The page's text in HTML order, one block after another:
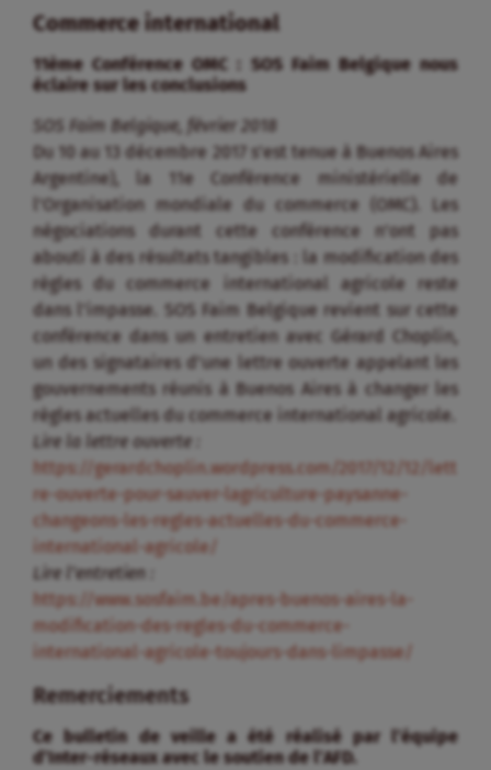
Commerce international
11ème Conférence OMC : SOS Faim Belgique nous
éclaire sur les conclusions
SOS Faim Belgique, février 2018
Du 10 au 13 décembre 2017 s’est tenue à Buenos Aires
Argentine), la 11e Conférence ministérielle de
l’Organisation mondiale du commerce (OMC). Les
négociations durant cette conférence n’ont pas
abouti à des résultats tangibles : la modification des
règles du commerce international agricole reste
dans l’impasse. SOS Faim Belgique revient sur cette
conférence dans un entretien avec Gérard Choplin,
un des signataires d’une lettre ouverte appelant les
gouvernements réunis à Buenos Aires à changer les
règles actuelles du commerce international agricole.
Lire la lettre ouverte :
https://gerardchoplin.wordpress.com/2017/12/12/lett
re-ouverte-pour-sauver-lagriculture-paysanne-
changeons-les-regles-actuelles-du-commerce-
international-agricole/
Lire l’entretien :
https://www.sosfaim.be/apres-buenos-aires-la-
modification-des-regles-du-commerce-
international-agricole-toujours-dans-limpasse/
Remerciements
Ce bulletin de veille a été réalisé par l’équipe
d’Inter-réseaux avec le soutien de l’AFD.